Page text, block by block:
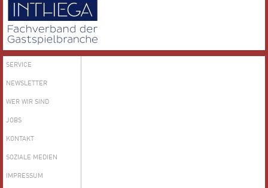
SERVICE
NEWSLETTER
WER WIR SIND
JOBS
KONTAKT
SOZIALE MEDIEN
IMPRESSUM